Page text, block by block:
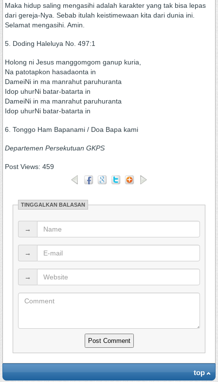
Maka hidup saling mengasihi adalah karakter yang tak bisa lepas
dari gereja-Nya. Sebab itulah keistimewaan kita dari dunia ini.
Selamat mengasihi. Amin.
5. Doding Haleluya No. 497:1
Holong ni Jesus manggomgom ganup kuria,
Na patotapkon hasadaonta in
DameiNi in ma manrahut paruhuranta
Idop uhurNi batar-batarta in
DameiNi in ma manrahut paruhuranta
Idop uhurNi batar-batarta in
6. Tonggo Ham Bapanami / Doa Bapa kami
Departemen Persekutuan GKPS
Post Views: 459
TINGGALKAN BALASAN
→
→
→
top